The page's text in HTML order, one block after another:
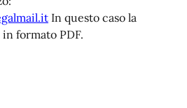
In questo caso la
formato PDF.